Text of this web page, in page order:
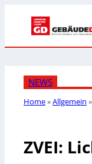
NEWS
Home»Allgemein »
ZVEI: